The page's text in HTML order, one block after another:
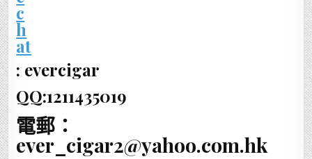
: evercigar
QQ:1211435019
電郵：
ever_cigar2@yahoo.com.hk